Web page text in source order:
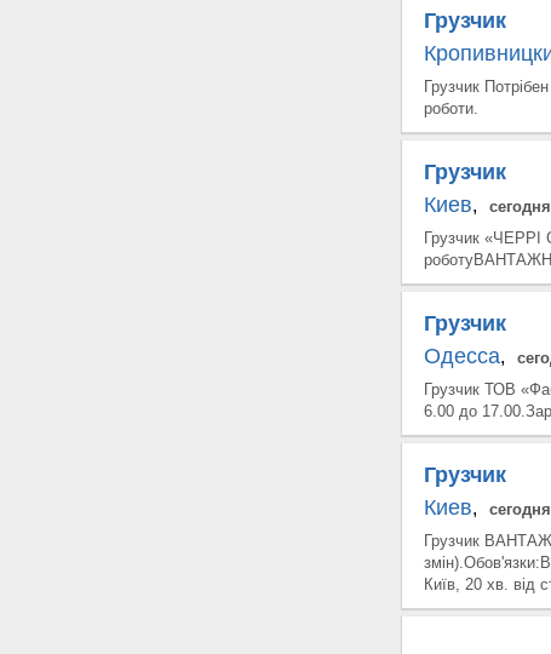
Грузчик
Грузчик
роботи.
Грузчик
Киев,
сегодня
Грузчик «ЧЕРРІ
Грузчик
Одесса,
Грузчик ТОВ
6.00 до
Грузчик
Киев,
сегодня
Грузчик
Київ, 20 хв. від